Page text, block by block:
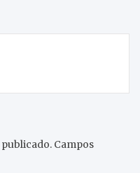
publicado. Campos